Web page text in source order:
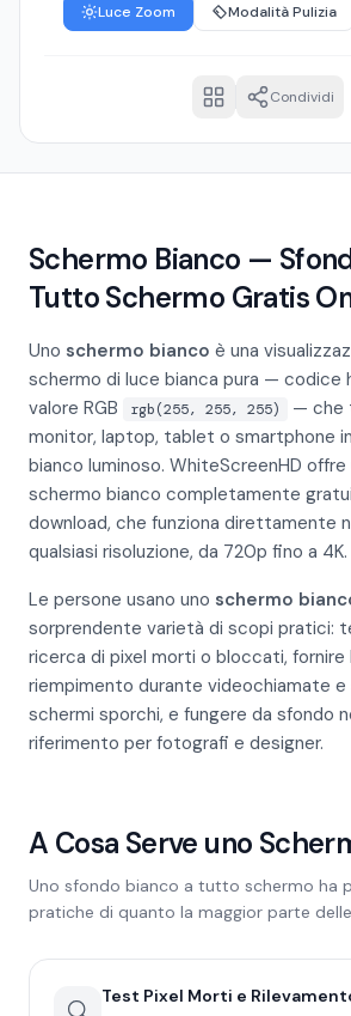
Luce Zoom Modalità Pulizia
Condividi
Schermo Bianco —
Tutto Schermo Gratis
Uno schermo bianco è una
schermo di luce bianca pura — codice
valore RGB
rgb(255, 255, 255)
— che
monitor, laptop, tablet o smartphone
bianco luminoso. WhiteScreenHD
schermo bianco completamente
download, che funziona direttamente
qualsiasi risoluzione, da 720p fino a 4K.
Le persone usano uno schermo
sorprendente varietà di scopi pratici:
ricerca di pixel morti o bloccati, fornire
riempimento durante videochiamate e
schermi sporchi, e fungere da sfondo
riferimento per fotografi e designer.
A Cosa Serve uno
Uno sfondo bianco a tutto schermo ha
pratiche di quanto la maggior parte
Test Pixel Morti e